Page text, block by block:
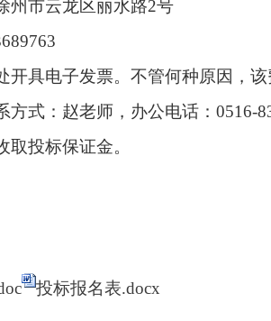
州市云龙区丽水路2号
开具电子发票。不管何种原因，
方式：赵老师，办公电话：0516-
取投标保证金。
投标报名表.docx